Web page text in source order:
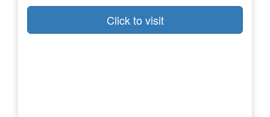
Click to visit